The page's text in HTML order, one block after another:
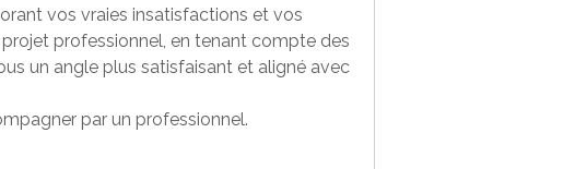
vos vraies insatisfactions et vos
professionnel, en tenant compte des
un angle plus satisfaisant et aligné avec
par un professionnel.